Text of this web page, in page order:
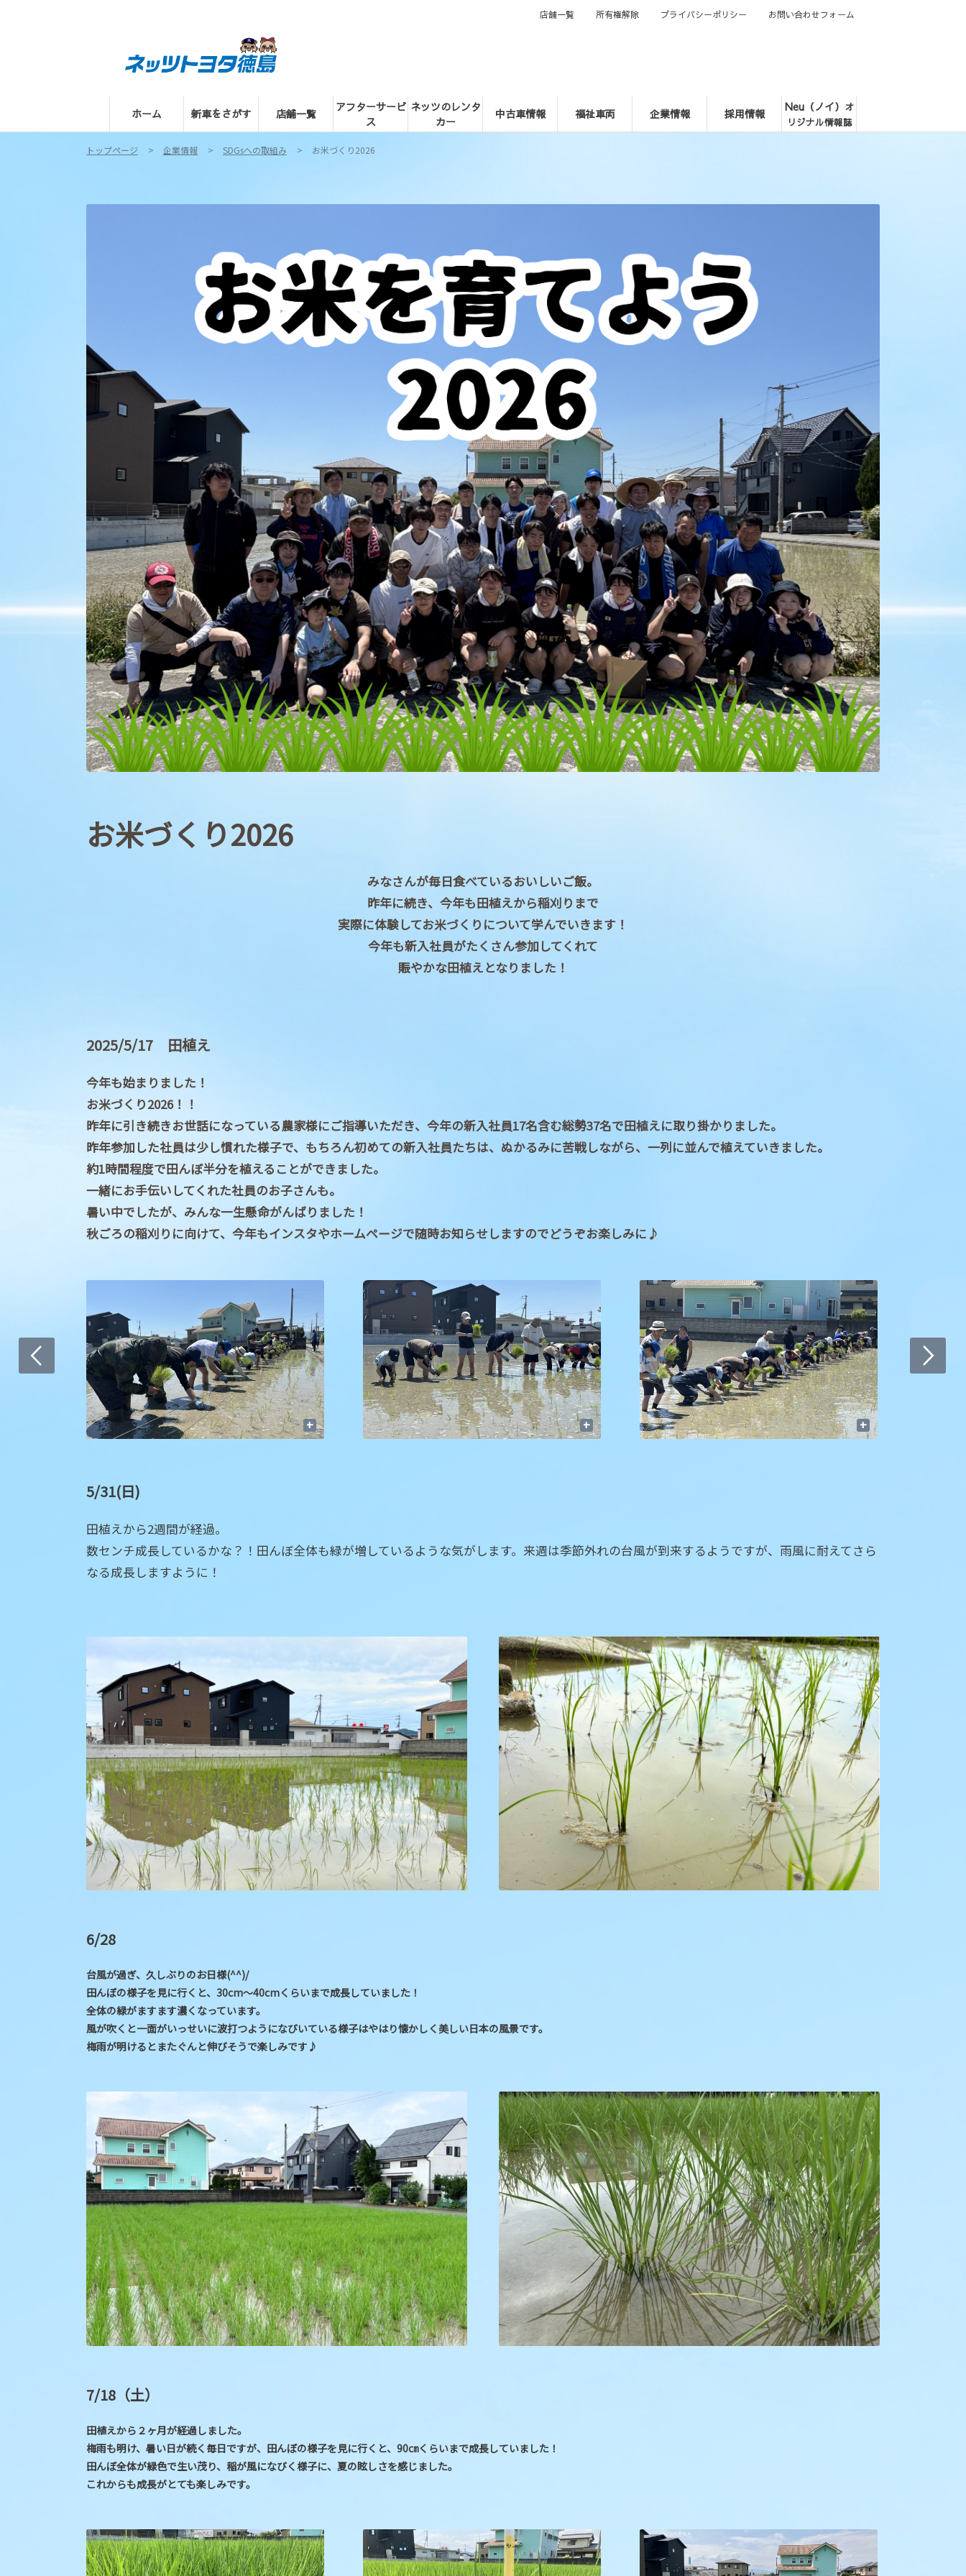
ホーム 新車をさがす 店舗一覧
アフターサービ
ス
ネッツのレンタ
カー
中古車情報 福祉車両 企業情報 採用情報 Neu（ノイ） オ
リジナル情報誌
店舗一覧 所有権解除 プライバシーポリシー お問い合わせフォーム
トップページ 企業情報 SDGsへの取組み お米づくり2026
お米づくり2026
みなさんが毎日食べているおいしいご飯。
昨年に続き、今年も田植えから稲刈りまで
実際に体験してお米づくりについて学んでいきます！
今年も新入社員がたくさん参加してくれて
賑やかな田植えとなりました！
2025/5/17 田植え
今年も始まりました！
お米づくり2026！！
昨年に引き続きお世話になっている農家様にご指導いただき、今年の新入社員17名含む総勢37名で田植えに取り掛かりました。
昨年参加した社員は少し慣れた様子で、もちろん初めての新入社員たちは、ぬかるみに苦戦しながら、一列に並んで植えていきました。
約1時間程度で田んぼ半分を植えることができました。
一緒にお手伝いしてくれた社員のお子さんも。
暑い中でしたが、みんな一生懸命がんばりました！
秋ごろの稲刈りに向けて、今年もインスタやホームページで随時お知らせしますのでどうぞお楽しみに♪
+ + +
5/31(日)
田植えから2週間が経過。
数センチ成長しているかな？！田んぼ全体も緑が増しているような気がします。来週は季節外れの台風が到来するようですが、雨風に耐えてさら
なる成長しますように！
6/28
台風が過ぎ、久しぶりのお日様(^^)/
田んぼの様子を見に行くと、30cm～40cmくらいまで成長していました！
全体の緑がますます濃くなっています。
風が吹くと一面がいっせいに波打つようになびいている様子はやはり懐かしく美しい日本の風景です。
梅雨が明けるとまたぐんと伸びそうで楽しみです♪
7/18（土）
田植えから２ヶ月が経過しました。
梅雨も明け、暑い日が続く毎日ですが、田んぼの様子を見に行くと、90㎝くらいまで成長していました！
田んぼ全体が緑色で生い茂り、稲が風になびく様子に、夏の眩しさを感じました。
これからも成長がとても楽しみです。